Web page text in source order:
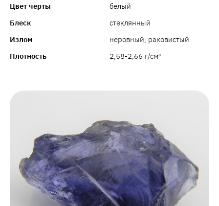
Цвет черты
белый
Блеск
стеклянный
Излом
неровный, раковистый
Плотность
2,58-2,66 г/см³